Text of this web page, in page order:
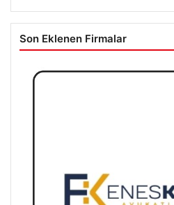
Son Eklenen Firmalar